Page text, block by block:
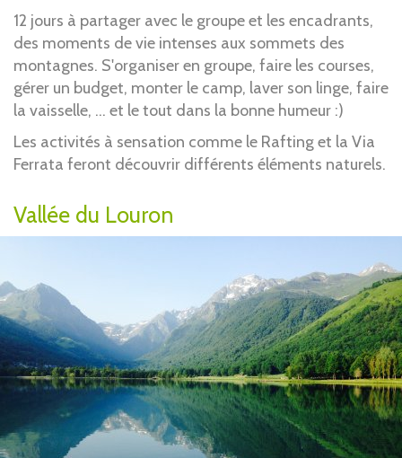
12 jours à partager avec le groupe et les encadrants,
des moments de vie intenses aux sommets des
montagnes. S'organiser en groupe, faire les courses,
gérer un budget, monter le camp, laver son linge, faire
la vaisselle, ... et le tout dans la bonne humeur :)
Les activités à sensation comme le Rafting et la Via
Ferrata feront découvrir différents éléments naturels.
Vallée du Louron